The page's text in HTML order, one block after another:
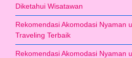
Diketahui Wisatawan
Rekomendasi Akomodasi Nyaman
Traveling Terbaik
Rekomendasi Akomodasi Nyaman